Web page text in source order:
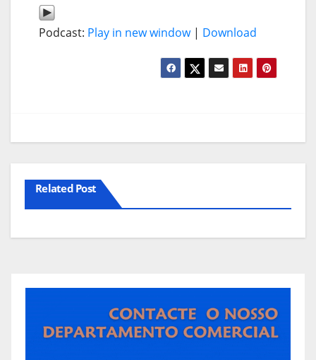
Podcast: Play in new window| Download
Related Post